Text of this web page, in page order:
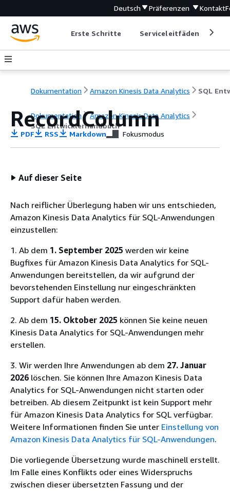
Deutsch Präferenzen Kontakt
Erste Schritte Serviceleitfäden
Dokumentation Amazon Kinesis Data Analytics
Dokumentation
Amazon Kinesis Data Analytics
SQL Entwicklerhandbuch
RecordColumn
PDF RSS Markdown Fokusmodus
Auf dieser Seite
Nach reiflicher Überlegung haben wir uns entschieden,
Amazon Kinesis Data Analytics für SQL-Anwendungen
einzustellen:
1. Ab dem 1. September 2025 werden wir keine
Bugfixes für Amazon Kinesis Data Analytics for SQL-
Anwendungen bereitstellen, da wir aufgrund der
bevorstehenden Einstellung nur eingeschränkten
Support dafür haben werden.
2. Ab dem 15. Oktober 2025 können Sie keine neuen
Kinesis Data Analytics for SQL-Anwendungen mehr
erstellen.
3. Wir werden Ihre Anwendungen ab dem 27. Januar
2026 löschen. Sie können Ihre Amazon Kinesis Data
Analytics for SQL-Anwendungen nicht starten oder
betreiben. Ab diesem Zeitpunkt ist kein Support mehr
für Amazon Kinesis Data Analytics for SQL verfügbar.
Weitere Informationen finden Sie unter Einstellung von
Amazon Kinesis Data Analytics für SQL-Anwendungen.
Die vorliegende Übersetzung wurde maschinell erstellt.
Im Falle eines Konflikts oder eines Widerspruchs
zwischen dieser übersetzten Fassung und der